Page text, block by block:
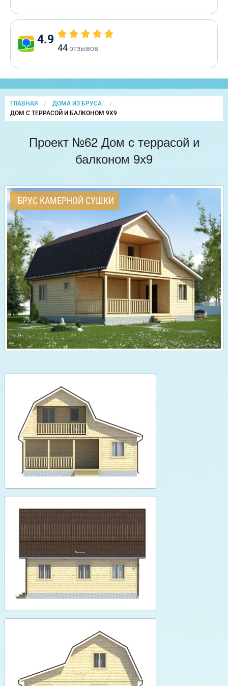
4.9
44отзывов
ГЛАВНАЯ
ДОМА ИЗ БРУСА
CURRENT:
ДОМ C ТЕРРАСОЙ И БАЛКОНОМ 9Х9
Проект №62 Дом c террасой и
балконом 9х9
БРУС КАМЕРНОЙ СУШКИ